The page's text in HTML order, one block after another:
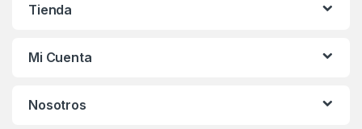
Tienda
Mi Cuenta
Nosotros